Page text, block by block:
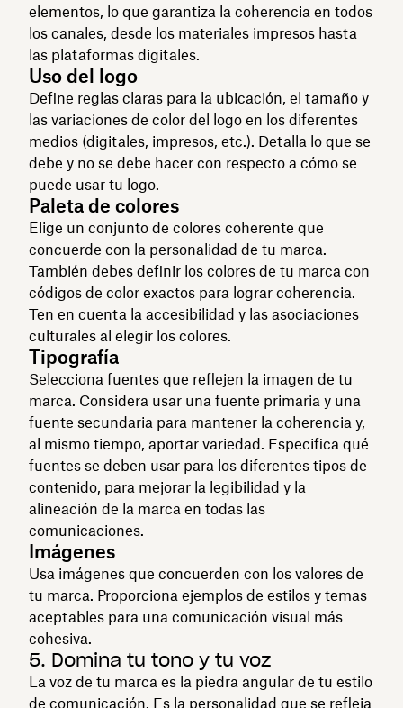
elementos, lo que garantiza la coherencia en todos
los canales, desde los materiales impresos hasta
las plataformas digitales.
Uso del logo
Define reglas claras para la ubicación, el tamaño y
las variaciones de color del logo en los diferentes
medios (digitales, impresos, etc.). Detalla lo que se
debe y no se debe hacer con respecto a cómo se
puede usar tu logo.
Paleta de colores
Elige un conjunto de colores coherente que
concuerde con la personalidad de tu marca.
También debes definir los colores de tu marca con
códigos de color exactos para lograr coherencia.
Ten en cuenta la accesibilidad y las asociaciones
culturales al elegir los colores.
Tipografía
Selecciona fuentes que reflejen la imagen de tu
marca. Considera usar una fuente primaria y una
fuente secundaria para mantener la coherencia y,
al mismo tiempo, aportar variedad. Especifica qué
fuentes se deben usar para los diferentes tipos de
contenido, para mejorar la legibilidad y la
alineación de la marca en todas las
comunicaciones.
Imágenes
Usa imágenes que concuerden con los valores de
tu marca. Proporciona ejemplos de estilos y temas
aceptables para una comunicación visual más
cohesiva.
5. Domina tu tono y tu voz
La voz de tu marca es la piedra angular de tu estilo
de comunicación. Es la personalidad que se refleja